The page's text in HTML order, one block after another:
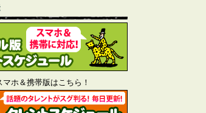
マホ＆携帯版はこちら！